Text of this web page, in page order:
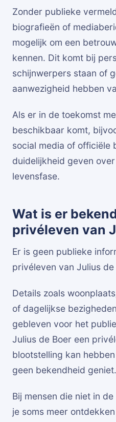
Zonder publieke
biografieën of
mogelijk om een
kennen. Dit komt bij
schijnwerpers staan of
aanwezigheid hebben
Als er in de toekomst
beschikbaar komt,
social media of officiële
duidelijkheid geven
levensfase.
Wat is er
privéleven van
Er is geen publieke
privéleven van Julius
Details zoals
of dagelijkse
gebleven voor het
Julius de Boer een
blootstelling kan
geen bekendheid geniet.
Bij mensen die niet in
je soms meer